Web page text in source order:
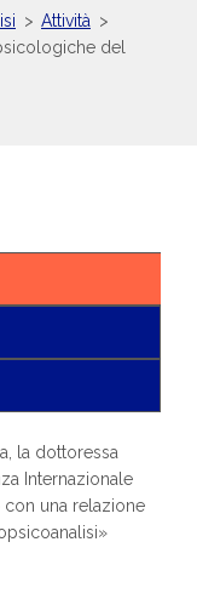
> Attività >
del
la dottoressa
Internazionale
una relazione